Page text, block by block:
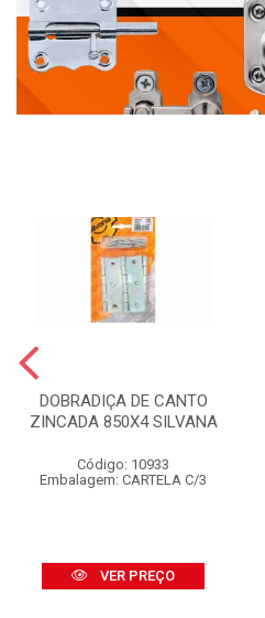
DOBRADIÇA DE CANTO
ZINCADA 850X4 SILVANA
Código: 10933
Embalagem: CARTELA C/3
VER PREÇO